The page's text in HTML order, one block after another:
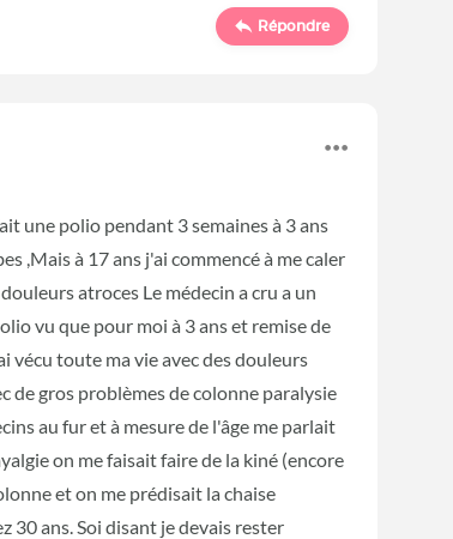
Répondre
une polio pendant 3 semaines à 3 ans
,Mais à 17 ans j'ai commencé à me caler
atroces Le médecin a cru a un
vu que pour moi à 3 ans et remise de
vécu toute ma vie avec des douleurs
de gros problèmes de colonne paralysie
au fur et à mesure de l'âge me parlait
on me faisait faire de la kiné (encore
et on me prédisait la chaise
30 ans. Soi disant je devais rester